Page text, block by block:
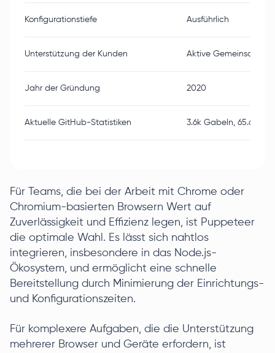
Konfigurationstiefe Ausführlich
Unterstützung der Kunden Aktive Gemeinschaft
Jahr der Gründung 2020
Aktuelle GitHub-Statistiken 3.6k Gabeln, 65.6k
Für Teams, die bei der Arbeit mit Chrome oder
Chromium-basierten Browsern Wert auf
Zuverlässigkeit und Effizienz legen, ist Puppeteer
die optimale Wahl. Es lässt sich nahtlos
integrieren, insbesondere in das Node.js-
Ökosystem, und ermöglicht eine schnelle
Bereitstellung durch Minimierung der Einrichtungs-
und Konfigurationszeiten.
Für komplexere Aufgaben, die die Unterstützung
mehrerer Browser und Geräte erfordern, ist